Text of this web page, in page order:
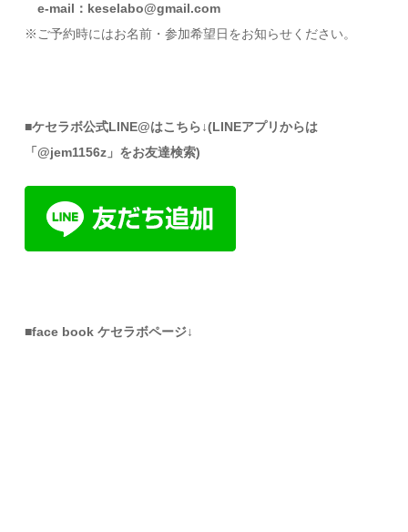
e-mail：keselabo@gmail.com
※ご予約時にはお名前・参加希望日をお知らせください。
■ケセラボ公式LINE@はこちら↓(LINEアプリからは
「@jem1156z」をお友達検索)
■face book ケセラボページ↓